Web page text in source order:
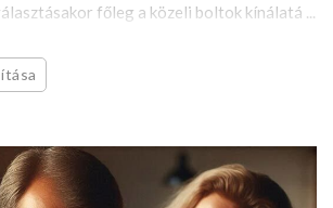
főleg a közeli boltok kínálatá ...